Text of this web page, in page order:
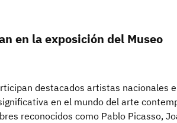
en la exposición del Museo
destacados artistas nacionales e
en el mundo del arte
reconocidos como Pablo Picasso,